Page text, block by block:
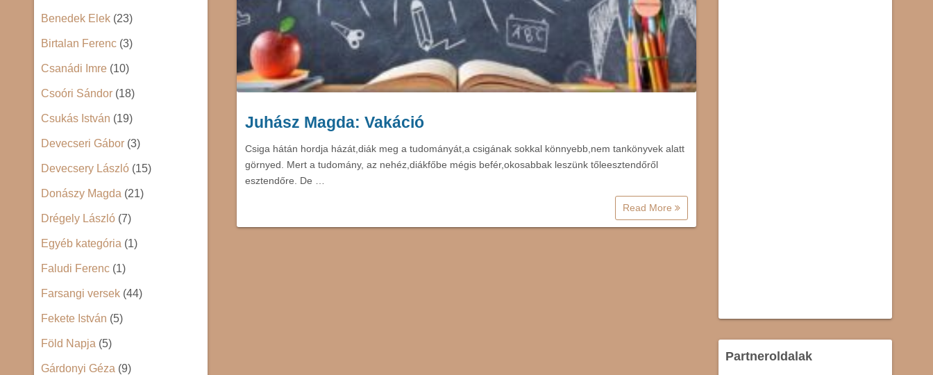
Juhász Magda: Vakáció
Csiga hátán hordja házát,diák meg a tudományát,a csigának sokkal könnyebb,nem tankönyvek alatt
görnyed. Mert a tudomány, az nehéz,diákfőbe mégis befér,okosabbak leszünk tőleesztendőről
esztendőre. De …
Read More
Benedek Elek (23)
Birtalan Ferenc (3)
Csanádi Imre (10)
Csoóri Sándor (18)
Csukás István (19)
Devecseri Gábor (3)
Devecsery László (15)
Donászy Magda (21)
Drégely László (7)
Egyéb kategória (1)
Faludi Ferenc (1)
Farsangi versek (44)
Fekete István (5)
Föld Napja (5)
Gárdonyi Géza (9)
Partneroldalak